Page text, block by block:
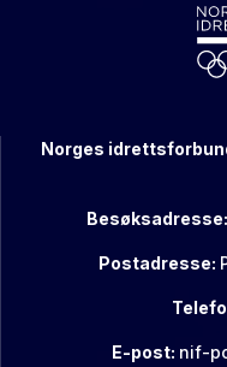
Norges
Besøksadresse:
Postadresse:
E-post: nif-